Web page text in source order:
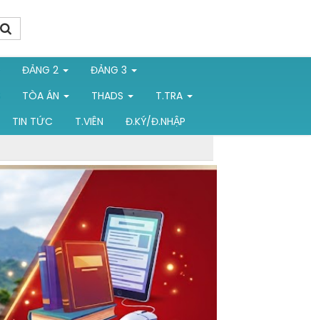
ĐẢNG 2
ĐẢNG 3
TÒA ÁN THADS
T.TRA
TIN TỨC T.VIÊN
Đ.KÝ/Đ.NHẬP